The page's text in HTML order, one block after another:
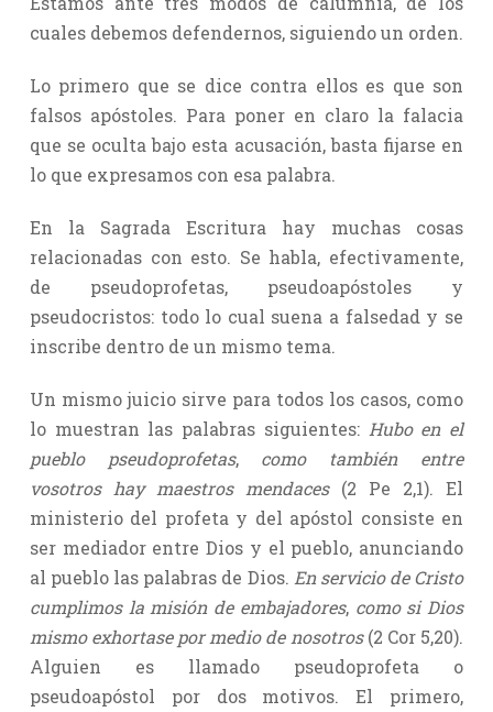
cuales debemos defendernos, siguiendo un orden.
Lo primero que se dice contra ellos es que son
falsos apóstoles. Para poner en claro la falacia
que se oculta bajo esta acusación, basta fijarse en
lo que expresamos con esa palabra.
En la Sagrada Escritura hay muchas cosas
relacionadas con esto. Se habla, efectivamente,
de pseudoprofetas, pseudoapóstoles y
pseudocristos: todo lo cual suena a falsedad y se
inscribe dentro de un mismo tema.
Un mismo juicio sirve para todos los casos, como
lo muestran las palabras siguientes: Hubo en el
pueblo pseudoprofetas,como también entre
vosotros hay maestros mendaces (2 Pe 2,1). El
ministerio del profeta y del apóstol consiste en
ser mediador entre Dios y el pueblo, anunciando
al pueblo las palabras de Dios. En servicio de Cristo
cumplimos la misión de embajadores,como si Dios
mismo exhortase por medio de nosotros(2 Cor 5,20).
Alguien es llamado pseudoprofeta o
pseudoapóstol por dos motivos. El primero,